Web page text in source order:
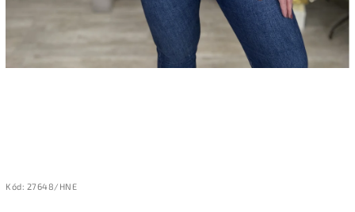
Kód: 27648/HNE